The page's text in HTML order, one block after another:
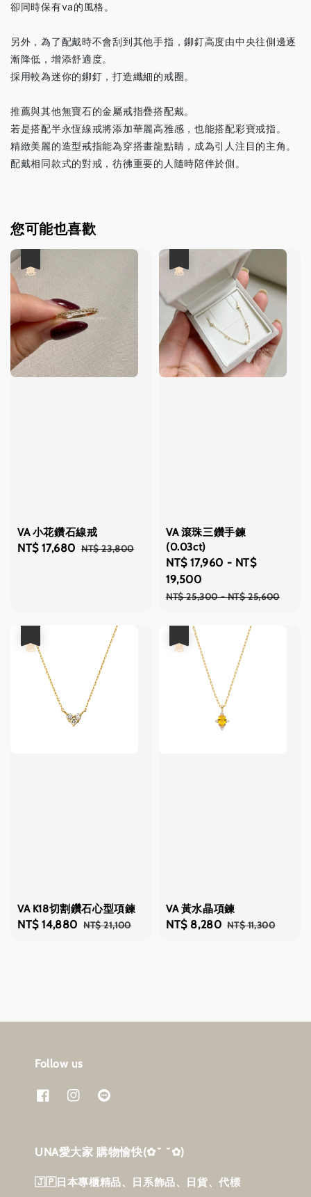
卻同時保有va的風格。
另外，為了配戴時不會刮到其他手指，鉚釘高度由中央往側邊逐
漸降低，增添舒適度。
採用較為迷你的鉚釘，打造纖細的戒圈。
推薦與其他無寶石的金屬戒指疊搭配戴。
若是搭配半永恆線戒將添加華麗高雅感，也能搭配彩寶戒指。
精緻美麗的造型戒指能為穿搭畫龍點睛，成為引人注目的主角。
配戴相同款式的對戒，彷彿重要的人隨時陪伴於側。
您可能也喜歡
VA 小花鑽石線戒
Sale
NT$ 17,680 Regular
NT$ 23,800
VA 滾珠三鑽手鍊
(0.03ct)
Sale
price
NT$ 17,960 - NT$
19,500
Regular
NT$ 25,300-NT$ 25,600
VA K18切割鑽石心型項鍊
Sale
NT$ 14,880 Regular
NT$ 21,100
VA 黃水晶項鍊
Sale
NT$ 8,280 Regular
NT$ 11,300
Follow us
UNA愛大家 購物愉快‎(✿˘ ˘✿)
🇯🇵日本專櫃精品、日系飾品、日貨、代標